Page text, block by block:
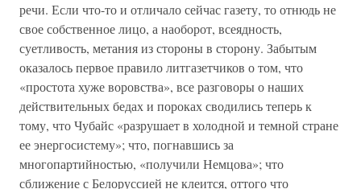
речи. Если что-то и отличало сейчас газету, то отнюдь не
свое собственное лицо, а наоборот, всеядность,
суетливость, метания из стороны в сторону. Забытым
оказалось первое правило литгазетчиков о том, что
«простота хуже воровства», все разговоры о наших
действительных бедах и пороках сводились теперь к
тому, что Чубайс «разрушает в холодной и темной стране
ее энергосистему»; что, погнавшись за
многопартийностью, «получили Немцова»; что
сближение с Белоруссией не клеится, оттого что